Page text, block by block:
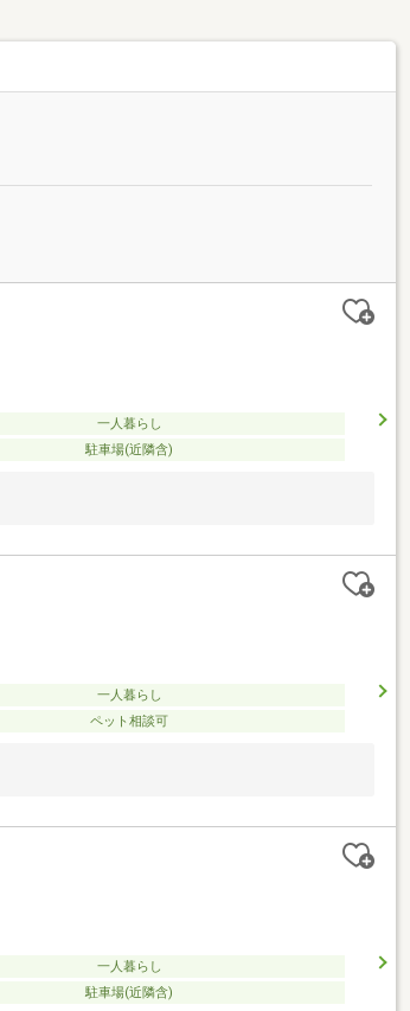
一人暮らし
駐車場(近隣含)
一人暮らし
ペット相談可
一人暮らし
駐車場(近隣含)